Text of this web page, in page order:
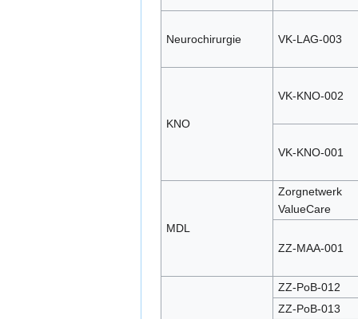
Neurochirurgie VK-LAG-003
KNO
VK-KNO-002
VK-KNO-001
MDL
Zorgnetwerk
ValueCare
ZZ-MAA-001
ZZ-PoB-012
ZZ-PoB-013